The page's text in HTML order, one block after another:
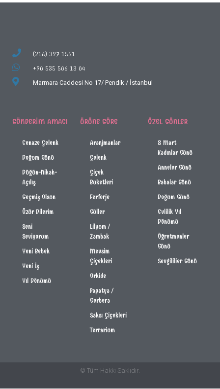
(216) 397 1551
+90 535 506 13 04
Marmara Caddesi No 17/ Pendik / İstanbul
GÖNDERIM AMACI
Cenaze Çelenk
Doğum Günü
Düğün-Nikah-
Açılış
Geçmiş Olsun
Özür Dilerim
Seni
Seviyorum
Yeni Bebek
Yeni İş
Yıl Dönümü
ÜRÜNE GÖRE
Aranjmanlar
Çelenk
Çiçek
Buketleri
Ferforje
Güller
Lilyum /
Zambak
Mevsim
Çiçekleri
Orkide
Papatya /
Gerbera
Saksı Çiçekleri
Terrarium
ÖZEL GÜNLER
8 Mart
Kadınlar Günü
Anneler Günü
Babalar Günü
Doğum Günü
Evlilik Yıl
Dönümü
Öğretmenler
Günü
Sevgililier Günü
© Tüm Hakkı Saklıdır.